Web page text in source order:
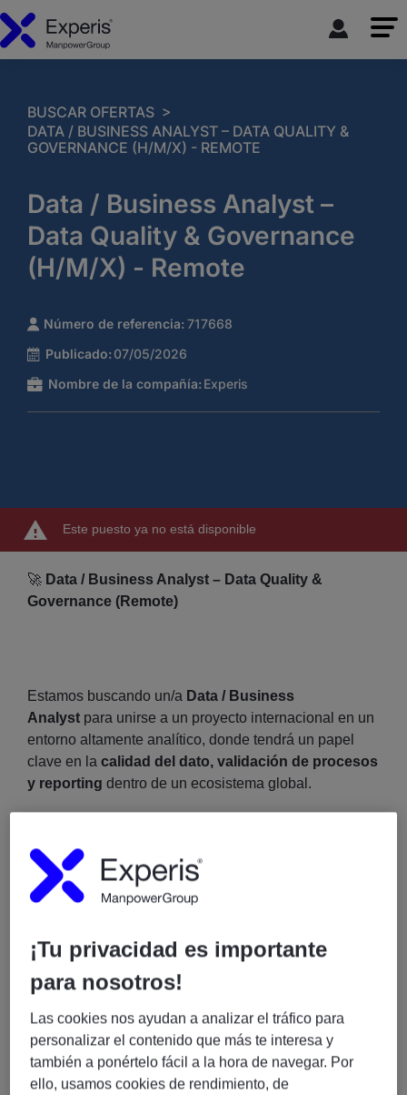
BUSCAR OFERTAS >
DATA / BUSINESS ANALYST – DATA QUALITY &
GOVERNANCE (H/M/X) - REMOTE
Data / Business Analyst –
Data Quality & Governance
(H/M/X) - Remote
Número de referencia: 717668
Publicado: 07/05/2026
Nombre de la compañía: Experis
Este puesto ya no está disponible
🚀 Data / Business Analyst – Data Quality &
Governance (Remote)
Estamos buscando un/a Data / Business
Analyst para unirse a un proyecto internacional en un
entorno altamente analítico, donde tendrá un papel
clave en la calidad del dato, validación de procesos
y reporting dentro de un ecosistema global.
🌍Ubicación
Candidatos ubicados enEspaña.
🧠Responsabilidades
Definir y diseñarcontroles de calidad de datos
¡Tu privacidad es importante
para nosotros!
Las cookies nos ayudan a analizar el tráfico para
personalizar el contenido que más te interesa y
también a ponértelo fácil a la hora de navegar. Por
ello, usamos cookies de rendimiento, de